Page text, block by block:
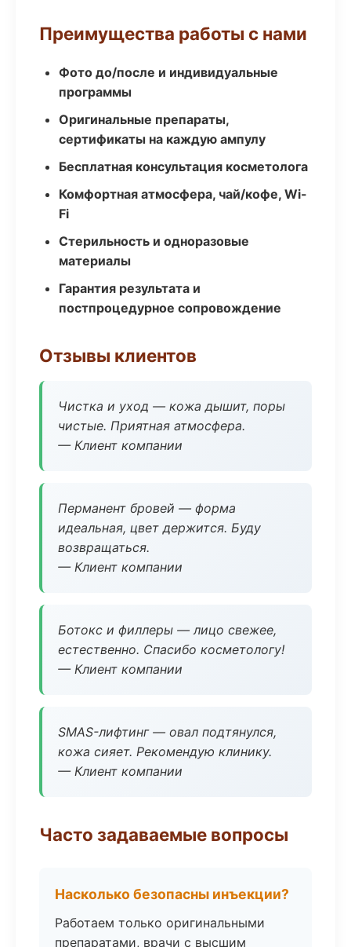
Преимущества работы с нами
Фото до/после и индивидуальные
программы
Оригинальные препараты,
сертификаты на каждую ампулу
Бесплатная консультация косметолога
Комфортная атмосфера, чай/кофе, Wi-
Fi
Стерильность и одноразовые
материалы
Гарантия результата и
постпроцедурное сопровождение
Отзывы клиентов
Чистка и уход — кожа дышит, поры
чистые. Приятная атмосфера.
— Клиент компании
Перманент бровей — форма
идеальная, цвет держится. Буду
возвращаться.
— Клиент компании
Ботокс и филлеры — лицо свежее,
естественно. Спасибо косметологу!
— Клиент компании
SMAS-лифтинг — овал подтянулся,
кожа сияет. Рекомендую клинику.
— Клиент компании
Часто задаваемые вопросы
Насколько безопасны инъекции?
Работаем только оригинальными
препаратами, врачи с высшим